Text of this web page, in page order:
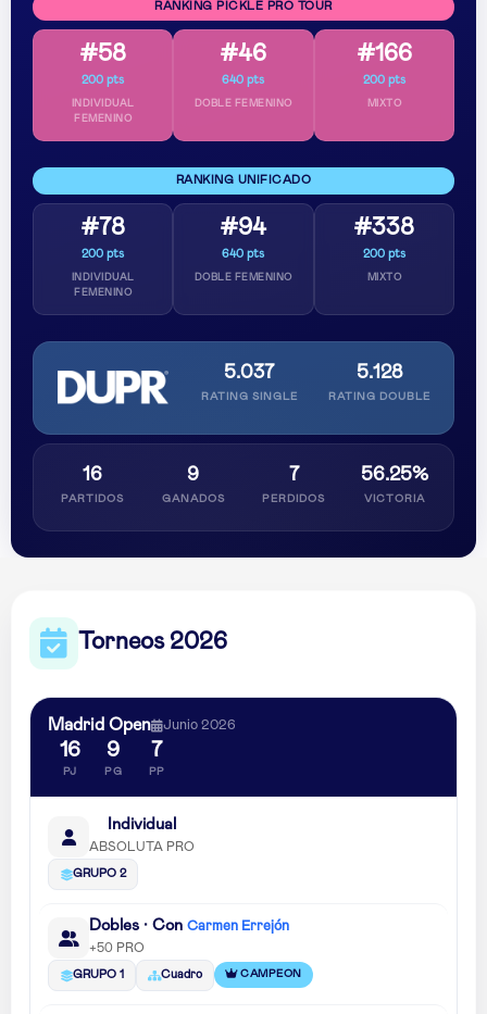
RANKING PICKLE PRO TOUR
#58
200 pts
INDIVIDUAL
FEMENINO
#46
640 pts
DOBLE FEMENINO
#166
200 pts
MIXTO
RANKING UNIFICADO
#78
200 pts
INDIVIDUAL
FEMENINO
#94
640 pts
DOBLE FEMENINO
#338
200 pts
MIXTO
5.037
RATING SINGLE
5.128
RATING DOUBLE
16
PARTIDOS
9
GANADOS
7
PERDIDOS
56.25%
VICTORIA
Torneos 2026
Madrid Open Junio 2026
16
PJ
9
PG
7
PP
Individual
ABSOLUTA PRO
GRUPO 2
Dobles · Con Carmen Errejón
+50 PRO
GRUPO 1 Cuadro CAMPEON